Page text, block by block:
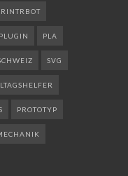
PLUGIN PLA
SVG
PROTOTYP